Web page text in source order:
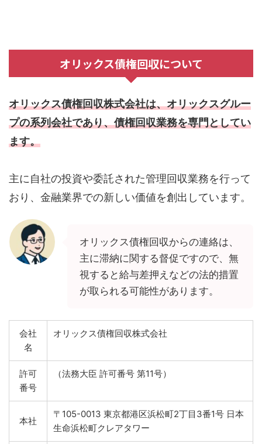
オリックス債権回収について
オリックス債権回収株式会社は、オリックスグルー
プの系列会社であり、債権回収業務を専門としてい
ます。
主に自社の投資や委託された管理回収業務を行って
おり、金融業界での新しい価値を創出しています。
オリックス債権回収からの連絡は、
主に滞納に関する督促ですので、無
視すると給与差押えなどの法的措置
が取られる可能性があります。
会社
名
オリックス債権回収株式会社
許可
番号
（法務大臣 許可番号 第11号）
本社
〒105-0013 東京都港区浜松町2丁目3番1号 日本
生命浜松町クレアタワー